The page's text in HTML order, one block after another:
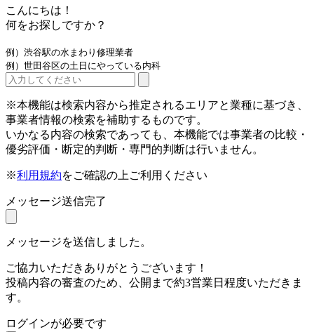
こんにちは！
何をお探しですか？
例）渋谷駅の水まわり修理業者
例）世田谷区の土日にやっている内科
※本機能は検索内容から推定されるエリアと業種に基づき、
事業者情報の検索を補助するものです。
いかなる内容の検索であっても、本機能では事業者の比較・
優劣評価・断定的判断・専門的判断は行いません。
※利用規約をご確認の上ご利用ください
メッセージ送信完了
メッセージを送信しました。
ご協力いただきありがとうございます！
投稿内容の審査のため、公開まで約3営業日程度いただきま
す。
ログインが必要です